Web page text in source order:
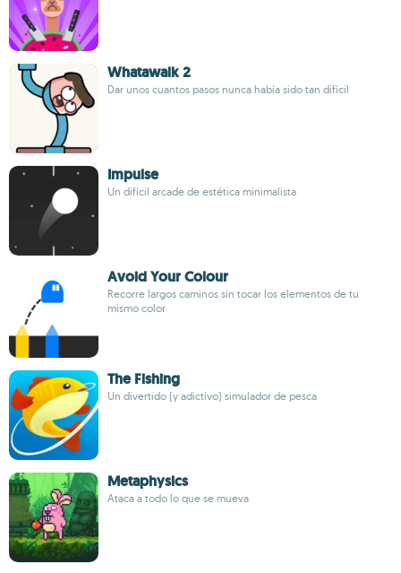
Whatawalk 2
Dar unos cuantos pasos nunca había sido tan difícil
Impulse
Un difícil arcade de estética minimalista
Avoid Your Colour
Recorre largos caminos sin tocar los elementos de tu
mismo color
The Fishing
Un divertido (y adictivo) simulador de pesca
Metaphysics
Ataca a todo lo que se mueva